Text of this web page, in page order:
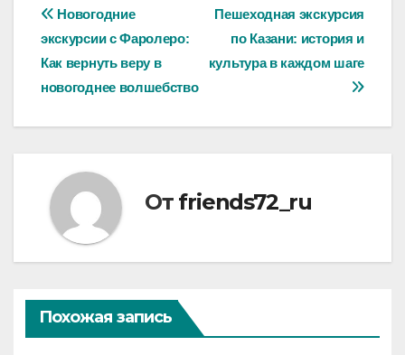
Навигация
по
записям
Пешеходная экскурсия
по Казани: история и
культура в каждом шаге
Новогодние
экскурсии с Фаролеро:
Как вернуть веру в
новогоднее волшебство
От friends72_ru
Похожая запись